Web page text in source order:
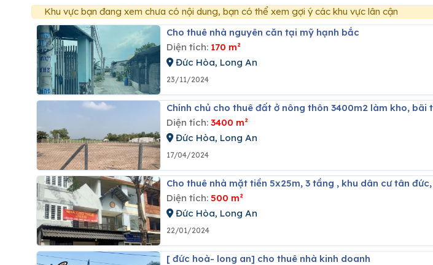
Khu vực bạn đang xem chưa có nội dung, bạn có thể xem gợi ý các khu vực lân cận
Cho thuê nhà nguyên căn tại mỹ hạnh bắc
Diện tích: 170 m²
Đức Hòa, Long An
23/11/2024
Chính chủ cho thuê đất ở nông thôn 3400m2 làm kho,
Diện tích: 3400 m²
Đức Hòa, Long An
17/04/2024
Cho thuê nhà mặt tiền 5x25m, 3 tầng , khu dân cư tân
Diện tích: 500 m²
Đức Hòa, Long An
22/01/2024
[ đức hoà- long an] cho thuê nhà kinh doanh